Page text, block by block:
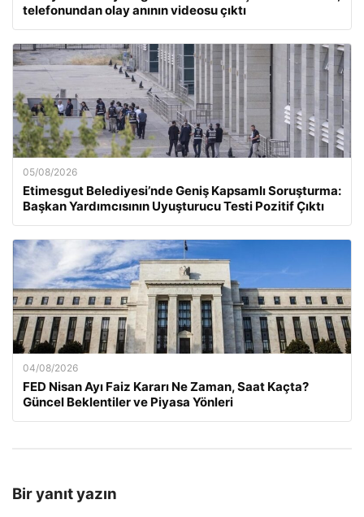
telefonundan olay anının videosu çıktı
05/08/2026
Etimesgut Belediyesi’nde Geniş Kapsamlı Soruşturma:
Başkan Yardımcısının Uyuşturucu Testi Pozitif Çıktı
04/08/2026
FED Nisan Ayı Faiz Kararı Ne Zaman, Saat Kaçta?
Güncel Beklentiler ve Piyasa Yönleri
Bir yanıt yazın